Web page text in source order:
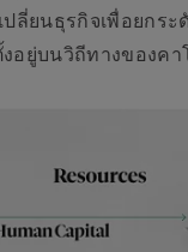
ปลี่ยนธุรกิจเพื่อยกร
อยู่บนวิถีทางของค